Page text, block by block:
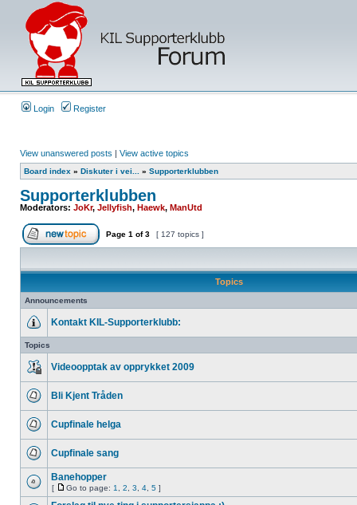
Login Register
View unanswered posts | View active topics
Board index » Diskuter i vei... » Supporterklubben
Supporterklubben
Moderators: JoKr, Jellyfish, Haewk, ManUtd
Page 1 of3 [ 127 topics ]
Topics
Announcements
Kontakt KIL-Supporterklubb:
Topics
Videoopptak av opprykket 2009
Bli Kjent Tråden
Cupfinale helga
Cupfinale sang
Banehopper
[ Go to page: 1 2 3 4 5 ]